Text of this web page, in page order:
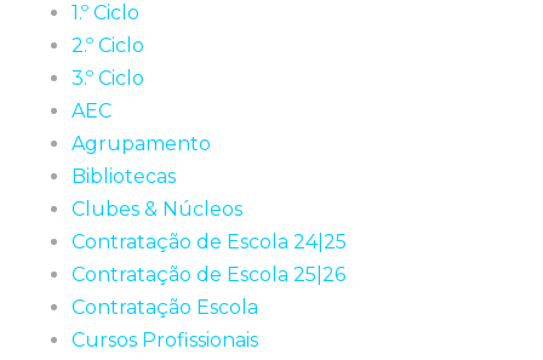
1.º Ciclo
2.º Ciclo
3.º Ciclo
AEC
Agrupamento
Bibliotecas
Clubes & Núcleos
Contratação de Escola 24|25
Contratação de Escola 25|26
Contratação Escola
Cursos Profissionais